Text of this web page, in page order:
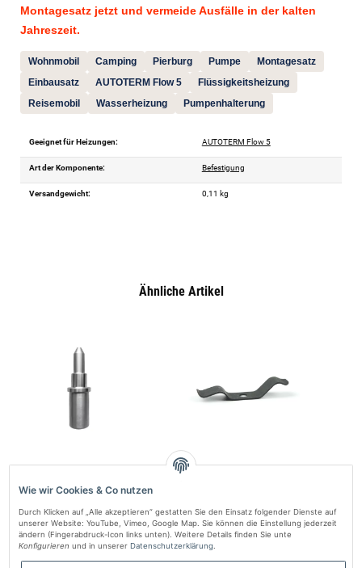
Montagesatz jetzt und vermeide Ausfälle in der kalten
Jahreszeit.
Wohnmobil Camping Pierburg Pumpe
Montagesatz
Einbausatz
AUTOTERM Flow 5
Flüssigkeitsheizung
Reisemobil
Wasserheizung Pumpenhalterung
Geeignet für Heizungen: AUTOTERM Flow 5
Art der Komponente: Befestigung
Versandgewicht: 0,11 kg
Ähnliche Artikel
Sensormontageelement für Autoterm
Wie wir Cookies & Co nutzen
Durch Klicken auf „Alle akzeptieren“ gestatten Sie den Einsatz folgender Dienste auf
unserer Website: YouTube, Vimeo, Google Map. Sie können die Einstellung jederzeit
ändern (Fingerabdruck-Icon links unten). Weitere Details finden Sie unte
Konfigurieren und in unserer Datenschutzerklärung